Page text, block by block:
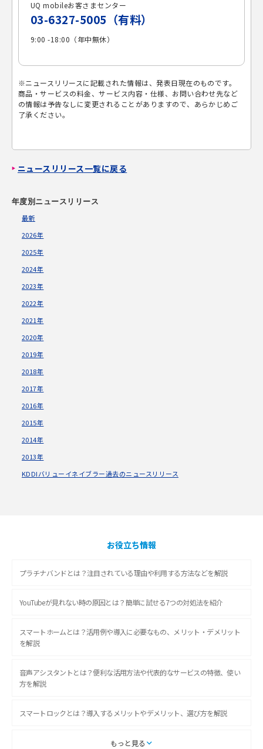
UQ mobileお客さまセンター
03-6327-5005 （有料）
9:00 -18:00（年中無休）
※ニュースリリースに記載された情報は、発表日現在のものです。
商品・サービスの料金、サービス内容・仕様、お問い合わせ先など
の情報は予告なしに変更されることがありますので、あらかじめご
了承ください。
ニュースリリース一覧に戻る
年度別ニュースリリース
最新
2026年
2025年
2024年
2023年
2022年
2021年
2020年
2019年
2018年
2017年
2016年
2015年
2014年
2013年
KDDIバリューイネイブラー過去のニュースリリース
お役立ち情報
プラチナバンドとは？注目されている理由や利用する方法などを解説
YouTubeが見れない時の原因とは？簡単に試せる7つの対処法を紹介
スマートホームとは？活用例や導入に必要なもの、メリット・デメリット
を解説
音声アシスタントとは？便利な活用方法や代表的なサービスの特徴、使い
方を解説
スマートロックとは？導入するメリットやデメリット、選び方を解説
スマートテレビとは？特徴や選び方、使い方をわかりやすく解説
もっと見る